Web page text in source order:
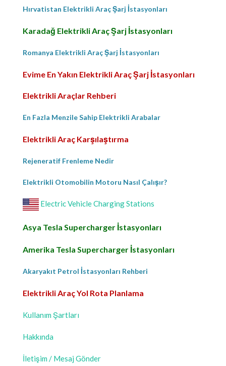
Hırvatistan Elektrikli Araç Şarj İstasyonları
Karadağ Elektrikli Araç Şarj İstasyonları
Romanya Elektrikli Araç Şarj İstasyonları
Evime En Yakın Elektrikli Araç Şarj İstasyonları
Elektrikli Araçlar Rehberi
En Fazla Menzile Sahip Elektrikli Arabalar
Elektrikli Araç Karşılaştırma
Rejeneratif Frenleme Nedir
Elektrikli Otomobilin Motoru Nasıl Çalışır?
Electric Vehicle Charging Stations
Asya Tesla Supercharger İstasyonları
Amerika Tesla Supercharger İstasyonları
Akaryakıt Petrol İstasyonları Rehberi
Elektrikli Araç Yol Rota Planlama
Kullanım Şartları
Hakkında
İletişim / Mesaj Gönder